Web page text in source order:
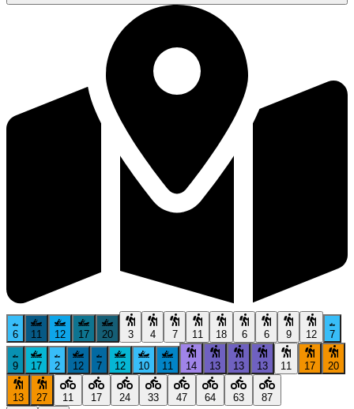
6 11 12 17 20 3 4 7 11 18 6 6 9 12 7
9 17 2 12 7 12 10 11 14 13 13 13 11 17 20
13 27 11 17 24 33 47 64 63 87